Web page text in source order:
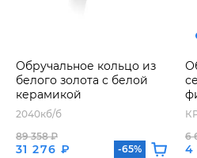
Обручальное кольцо из
белого золота с белой
керамикой
2040кб/б
31 276 ₽
89 358 ₽
-65%
4
6